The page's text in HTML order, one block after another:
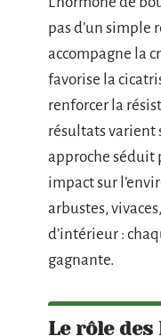
pas d’un simple
accompagne la
favorise la
renforcer la
résultats varient
approche séduit
impact sur
arbustes,
d’intérieur :
gagnante.
Le rôle